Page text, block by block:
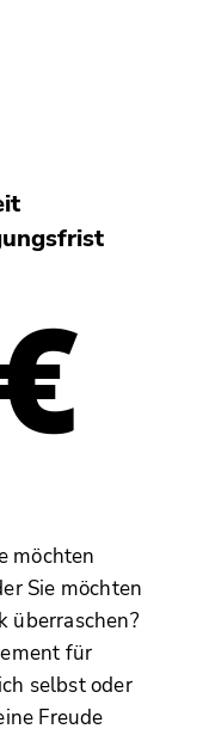
möchten
Sie möchten
überraschen?
für
selbst oder
Freude